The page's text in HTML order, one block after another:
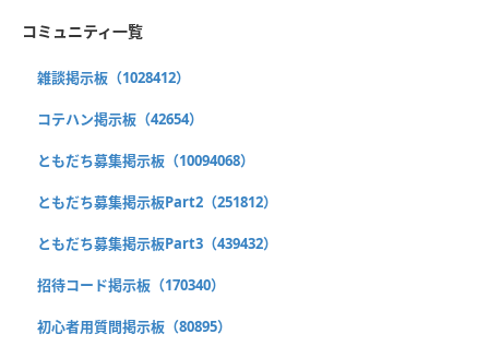
コミュニティ一覧
雑談掲示板（1028412）
コテハン掲示板（42654）
ともだち募集掲示板（10094068）
ともだち募集掲示板Part2（251812）
ともだち募集掲示板Part3（439432）
招待コード掲示板（170340）
初心者用質問掲示板（80895）